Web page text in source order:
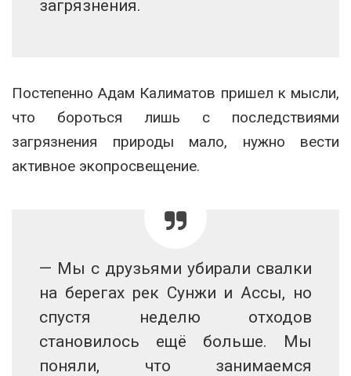
загрязнения.
Постепенно Адам Калиматов пришел к мысли,
что бороться лишь с последствиями
загрязнения природы мало, нужно вести
активное экопросвещение.
— Мы с друзьями убирали свалки
на берегах рек Сунжи и Ассы, но
спустя неделю отходов
становилось ещё больше. Мы
поняли, что занимаемся